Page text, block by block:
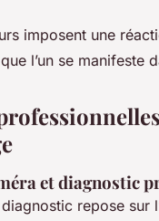
imposent une
l’un se manifeste
et diagnostic
repose sur